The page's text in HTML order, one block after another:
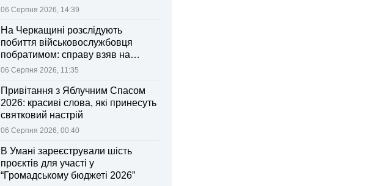
06 Серпня 2026, 14:39
На Черкащині розслідують
побиття військовослужбовця
побратимом: справу взяв на
контроль Лубінець
06 Серпня 2026, 11:35
Привітання з Яблучним Спасом
2026: красиві слова, які принесуть
святковий настрій
06 Серпня 2026, 00:40
В Умані зареєстрували шість
проєктів для участі у
“Громадському бюджеті 2026”